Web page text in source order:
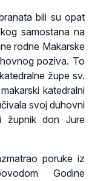
bili su opat
samostana na
rodne Makarske
poziva. To
župe sv.
katedralni
svoj duhovni
župnik don Jure
poruke iz
Godine